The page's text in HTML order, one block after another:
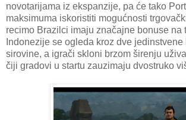
novotarijama iz ekspanzije, pa će tako
maksimuma iskoristiti mogućnosti
recimo Brazilci imaju značajne bonuse na
Indonezije se ogleda kroz dve
sirovine, a igrači skloni brzom širenju
čiji gradovi u startu zauzimaju dvostruko